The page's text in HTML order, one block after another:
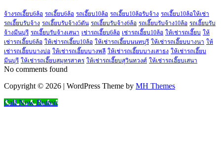
จ้างรถเฮี๊ยบ6ล้อ รถเฮี๊ยบ6ล้อ รถเฮี๊ยบ10ล้อ รถเฮี๊ยบ10ล้อรับจ้าง รถเฮี๊ยบ10ล้อให้เช่า
รถเฮี๊ยบรับจ้าง รถเฮี๊ยบรับจ้าง5ตัน รถเฮี๊ยบรับจ้าง6ล้อ รถเฮี๊ยบรับจ้าง10ล้อ รถเฮี๊ยบรับ
จ้างมีนบุรี รถเฮี๊ยบรับจ้างเสนา เช่ารถเฮี๊ยบ6ล้อ เช่ารถเฮี๊ยบ10ล้อ ให้เช่ารถเฮี๊ยบ ให้
เช่ารถเฮี๊ยบ6ล้อ ให้เช่ารถเฮี๊ยบ10ล้อ ให้เช่ารถเฮี๊ยบนนทบุรี ให้เช่ารถเฮี๊ยบบางนา ให้
เช่ารถเฮี๊ยบบางบ่อ ให้เช่ารถเฮี๊ยบบางพลี ให้เช่ารถเฮี๊ยบบางเสาธง ให้เช่ารถเฮี๊ยบ
มีนบุรี ให้เช่ารถเฮี๊ยบสมุทรสาคร ให้เช่ารถเฮี๊ยบสุวินทวงศ์ ให้เช่ารถเฮี๊ยบเสนา
No comments found
Copyright © 2026 | WordPress Theme by MH Themes
Call Now Button